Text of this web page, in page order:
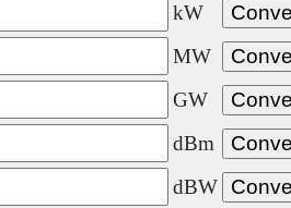
kW
MW
GW
dBm
dBW